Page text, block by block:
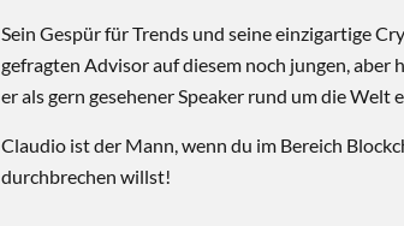
Sein Gespür für Trends und seine einzigartige
gefragten Advisor auf diesem noch jungen,
er als gern gesehener Speaker rund um die Welt
Claudio ist der Mann, wenn du im Bereich
durchbrechen willst!